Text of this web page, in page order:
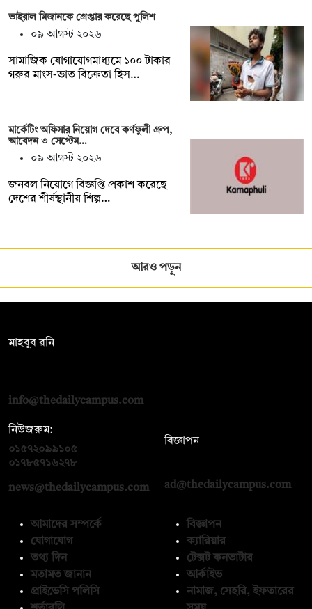
ভাইরাল মিজানকে গ্রেপ্তার করেছে পুলিশ
০৯ আগস্ট ২০২৬
সামাজিক যোগাযোগমাধ্যমে ১০০ টাকার
গরুর মাংস-ভাত বিক্রেতা হিস…
মার্কেটিং অফিসার নিয়োগ দেবে কর্ণফুলী গ্রুপ,
আবেদন ৩ সেপ্টেম…
০৯ আগস্ট ২০২৬
জনবল নিয়োগে বিজ্ঞপ্তি প্রকাশ করেছে
দেশের শীর্ষস্থানীয় শিল্প…
আরও পড়ুন
মাহবুব রনি
info@thedailycampus.com
নিউজরুম:
০১৫৭২০৯৯১০৫
০১৭৮৫৭১৬২৭৮
news@thedailycampus.com
বিজ্ঞাপন
ad@thedailycampus.com
আমাদের সম্পর্কে
যোগাযোগ
তথ্য দিন
মতামত জানান
প্রাইভেসি পলিসি
বিজ্ঞাপন
ক্যারিয়ার
টেক্সট কনভার্টার
আর্কাইভ
নামাজ, সেহরি, ইফতারের